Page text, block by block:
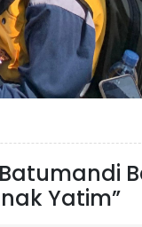
Batumandi
Yatim”